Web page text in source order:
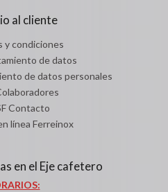
al cliente
y condiciones
de datos
de datos personales
Contacto
línea Ferreinox
en el Eje cafetero